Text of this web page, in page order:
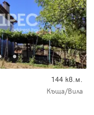
144 кв.м.
Къща/Вила